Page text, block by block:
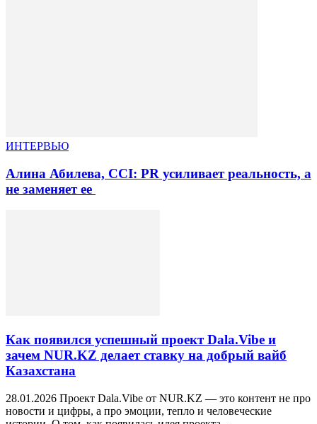
ИНТЕРВЬЮ
Алина Абилева, CCI: PR усиливает реальность, а
не заменяет ее
Как появился успешный проект Dala.Vibe и
зачем NUR.KZ делает ставку на добрый вайб
Казахстана
28.01.2026 Проект Dala.Vibe от NUR.KZ — это контент не про
новости и цифры, а про эмоции, тепло и человеческие